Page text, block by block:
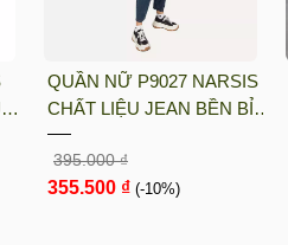
QUẦN NỮ P9027 NARSIS
CHẤT LIỆU JEAN BỀN BỈ,
CÁ TÍNH, TRẺ TRUNG,
THỜI TRANG, TRẺ
TRUNG, THỜI TRANG
395.000 ₫
355.500 ₫ (-10%)